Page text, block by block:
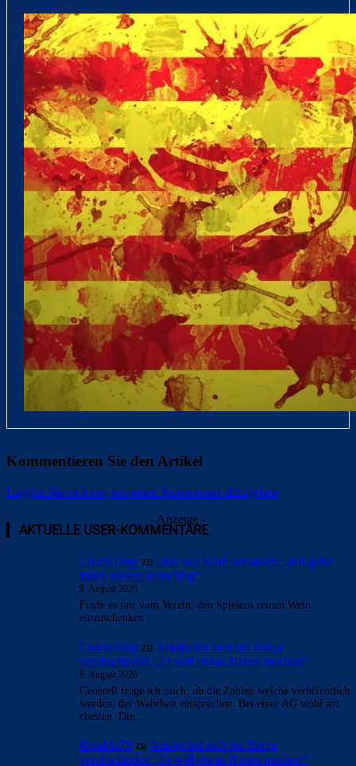
Kommentieren Sie den Artikel
Loggen Sie sich ein, um einen Kommentar abzugeben
- Anzeige -
AKTUELLE USER-KOMMENTARE
CulersTony zu Duo soll Klub verlassen: „Ich gebe
ihnen diesen Ratschlag“
9. August 2026
Finde es fair vom Verein, den Spielern reinen Wein
einzuschenken
CulersTony zu Araújo hat sich bei Barça
verabschiedet: „Er will etwas Neues machen“
9. August 2026
Generell frage ich mich, ob die Zahlen welche veröffentlich
werden, der Wahrheit entsprechen. Bei einer AG wohl am
ehesten. Die…
Rivaldo78 zu Araújo hat sich bei Barça
verabschiedet: „Er will etwas Neues machen“